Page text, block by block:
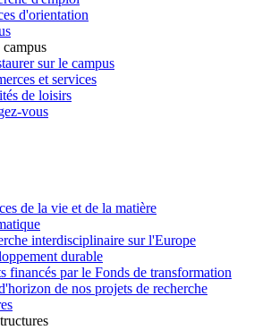
d'orientation
sur le campus
et services
de loisirs
vous
de la vie et de la matière
interdisciplinaire sur l'Europe
durable
financés par le Fonds de transformation
de nos projets de recherche